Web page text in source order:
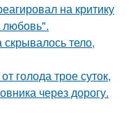
на критику
любовь".
тело,
голода трое суток,
через дорогу.